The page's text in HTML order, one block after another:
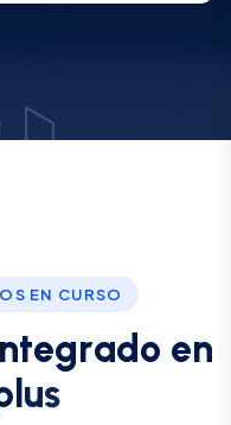
EN CURSO
ntegrado en
us